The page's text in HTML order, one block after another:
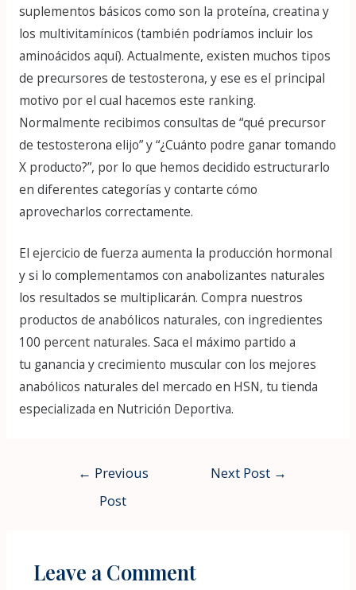
suplementos básicos como son la proteína, creatina y
los multivitamínicos (también podríamos incluir los
aminoácidos aquí). Actualmente, existen muchos tipos
de precursores de testosterona, y ese es el principal
motivo por el cual hacemos este ranking.
Normalmente recibimos consultas de “qué precursor
de testosterona elijo” y “¿Cuánto podre ganar tomando
X producto?”, por lo que hemos decidido estructurarlo
en diferentes categorías y contarte cómo
aprovecharlos correctamente.
El ejercicio de fuerza aumenta la producción hormonal
y si lo complementamos con anabolizantes naturales
los resultados se multiplicarán. Compra nuestros
productos de anabólicos naturales, con ingredientes
100 percent naturales. Saca el máximo partido a
tu ganancia y crecimiento muscular con los mejores
anabólicos naturales del mercado en HSN, tu tienda
especializada en Nutrición Deportiva.
← Previous
Post
Next Post →
Leave a Comment